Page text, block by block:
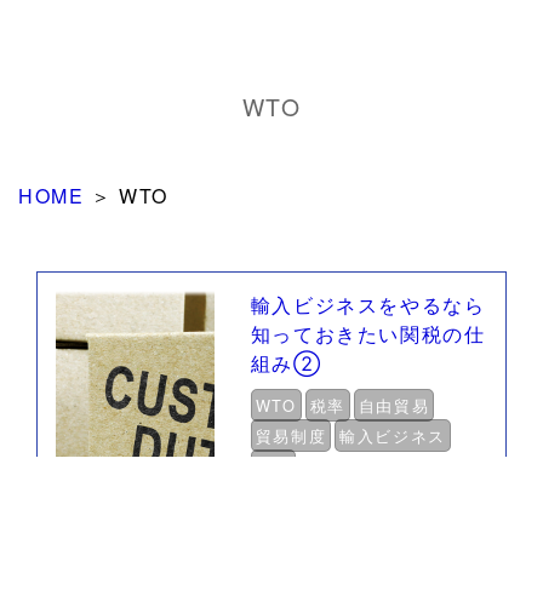
WTO
HOME ＞WTO
輸入ビジネスをやるなら
知っておきたい関税の仕
組み②
WTO 税率
自由貿易
貿易制度
輸入ビジネス